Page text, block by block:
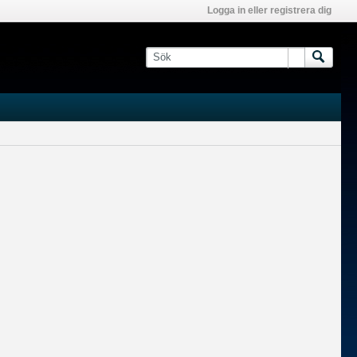
Logga in eller registrera dig